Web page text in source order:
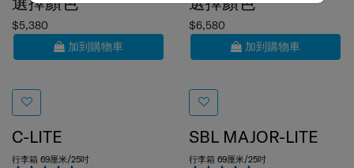
$5,380
加到購物車
C-LITE
行李箱 69厘米/25吋
4.7
$6,580
加到購物車
SBL MAJOR-LITE
行李箱 69厘米/25吋
5.0